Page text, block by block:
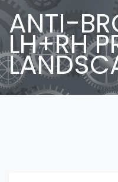
ANTI-
LH+RH